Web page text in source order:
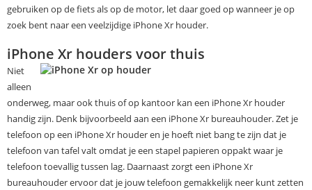
gebruiken op de fiets als op de motor, let daar goed op wanneer je op
zoek bent naar een veelzijdige iPhone Xr houder.
iPhone Xr houders voor thuis
Niet
alleen
onderweg, maar ook thuis of op kantoor kan een iPhone Xr houder
handig zijn. Denk bijvoorbeeld aan een iPhone Xr bureauhouder. Zet je
telefoon op een iPhone Xr houder en je hoeft niet bang te zijn dat je
telefoon van tafel valt omdat je een stapel papieren oppakt waar je
telefoon toevallig tussen lag. Daarnaast zorgt een iPhone Xr
bureauhouder ervoor dat je jouw telefoon gemakkelijk neer kunt zetten